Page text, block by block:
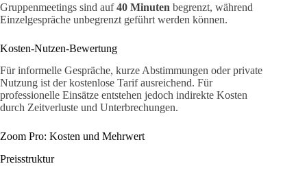
Gruppenmeetings sind auf40 Minuten begrenzt, während
Einzelgespräche unbegrenzt geführt werden können.
Kosten-Nutzen-Bewertung
Für informelle Gespräche, kurze Abstimmungen oder private
Nutzung ist der kostenlose Tarif ausreichend. Für
professionelle Einsätze entstehen jedoch indirekte Kosten
durch Zeitverluste und Unterbrechungen.
Zoom Pro: Kosten und Mehrwert
Preisstruktur